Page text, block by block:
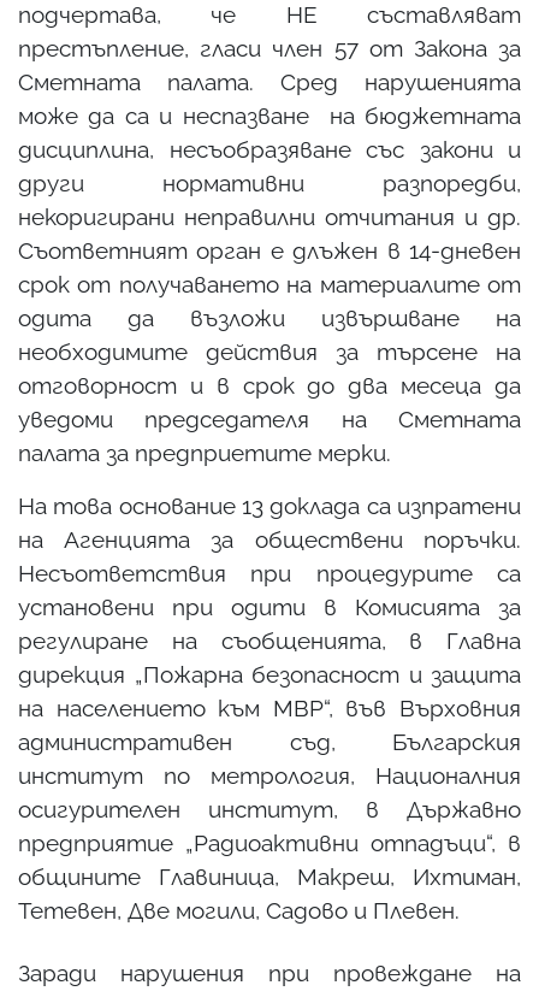
подчертава, че НЕ съставляват
престъпление, гласи член 57 от Закона за
Сметната палата. Сред нарушенията
може да са и неспазване на бюджетната
дисциплина, несъобразяване със закони и
други нормативни разпоредби,
некоригирани неправилни отчитания и др.
Съответният орган е длъжен в 14-дневен
срок от получаването на материалите от
одита да възложи извършване на
необходимите действия за търсене на
отговорност и в срок до два месеца да
уведоми председателя на Сметната
палата за предприетите мерки.
На това основание 13 доклада са изпратени
на Агенцията за обществени поръчки.
Несъответствия при процедурите са
установени при одити в Комисията за
регулиране на съобщенията, в Главна
дирекция „Пожарна безопасност и защита
на населението към МВР“, във Върховния
административен съд, Българския
институт по метрология, Националния
осигурителен институт, в Държавно
предприятие „Радиоактивни отпадъци“, в
общините Главиница, Макреш, Ихтиман,
Тетевен, Две могили, Садово и Плевен.
Заради нарушения при провеждане на